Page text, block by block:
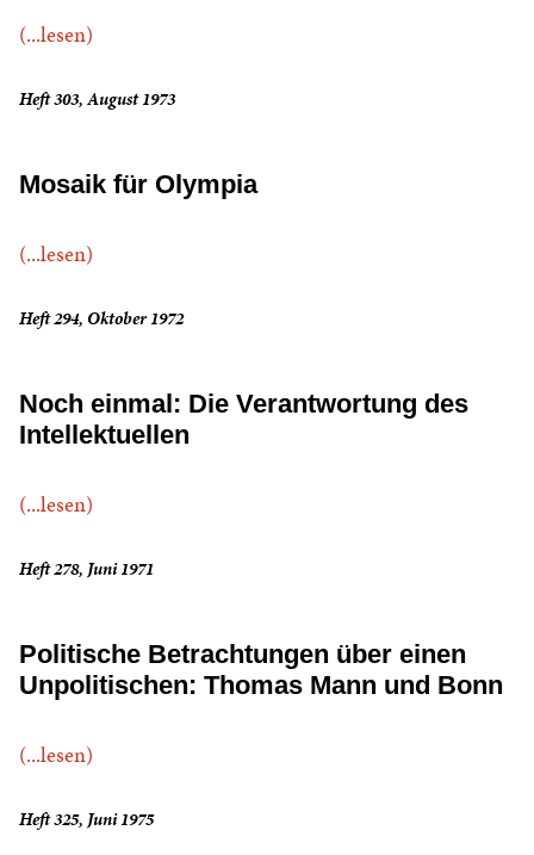
(...lesen)
Heft 303, August 1973
Mosaik für Olympia
(...lesen)
Heft 294, Oktober 1972
Noch einmal: Die Verantwortung des
Intellektuellen
(...lesen)
Heft 278, Juni 1971
Politische Betrachtungen über einen
Unpolitischen: Thomas Mann und Bonn
(...lesen)
Heft 325, Juni 1975